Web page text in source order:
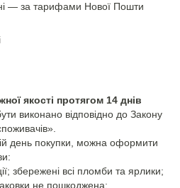
— за тарифами Нової Пошти
якості протягом 14 днів
виконано відповідно до Закону
день покупки, можна оформити
збережені всі пломби та ярлики;
не пошкоджена;